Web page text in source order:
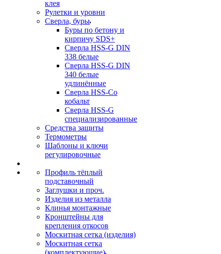
клея
Рулетки и уровни
Сверла, буры
Буры по бетону и
кирпичу SDS+
Сверла HSS-G DIN
338 белые
Сверла HSS-G DIN
340 белые
удлинённые
Сверла HSS-Co
кобальт
Сверла HSS-G
специализированные
Средства защиты
Термометры
Шаблоны и ключи
регулировочные
Профиль тёплый
подставочный
Заглушки и проч.
Изделия из металла
Клинья монтажные
Кронштейны для
крепления откосов
Москитная сетка (изделия)
Москитная сетка
(комплектующие)